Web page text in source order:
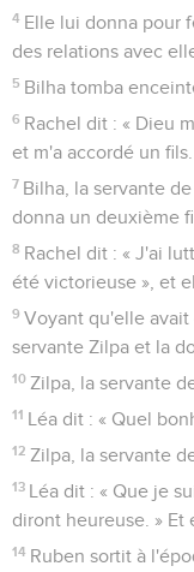
4 Elle lui donna pour
des relations avec
5 Bilha tomba
6 Rachel dit : « Dieu
et m'a accordé un
7 Bilha, la servante
donna un deuxième
8 Rachel dit : « J'ai
été victorieuse », et
9 Voyant qu'elle avait
servante Zilpa et la
10 Zilpa, la servante
11 Léa dit : « Quel
12 Zilpa, la servante
13 Léa dit : « Que je
diront heureuse. » Et
14 Ruben sortit à